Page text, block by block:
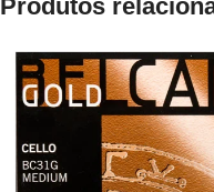
Produtos